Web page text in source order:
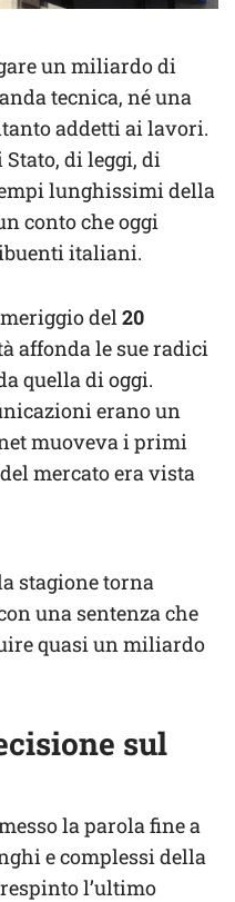
un miliardo di
tecnica, né una
addetti ai lavori.
di leggi, di
lunghissimi della
conto che oggi
italiani.
del 20
affonda le sue radici
quella di oggi.
erano un
muoveva i primi
mercato era vista
stagione torna
una sentenza che
quasi un miliardo
sul
la parola fine a
e complessi della
l’ultimo